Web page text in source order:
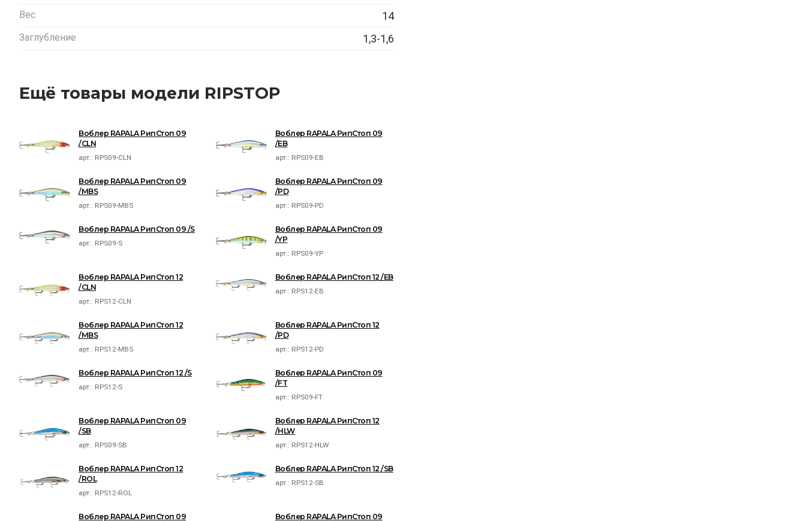
Вес 14
Заглубление 1,3-1,6
Ещё товары модели RIPSTOP
Воблер RAPALA РипСтоп 09
/CLN
арт.: RPS09-CLN
Воблер RAPALA РипСтоп 09
/EB
арт.: RPS09-EB
Воблер RAPALA РипСтоп 09
/MBS
арт.: RPS09-MBS
Воблер RAPALA РипСтоп 09
/PD
арт.: RPS09-PD
Воблер RAPALA РипСтоп 09 /S
арт.: RPS09-S
Воблер RAPALA РипСтоп 09
/YP
арт.: RPS09-YP
Воблер RAPALA РипСтоп 12
/CLN
арт.: RPS12-CLN
Воблер RAPALA РипСтоп 12 /EB
арт.: RPS12-EB
Воблер RAPALA РипСтоп 12
/MBS
арт.: RPS12-MBS
Воблер RAPALA РипСтоп 12
/PD
арт.: RPS12-PD
Воблер RAPALA РипСтоп 12 /S
арт.: RPS12-S
Воблер RAPALA РипСтоп 09
/FT
арт.: RPS09-FT
Воблер RAPALA РипСтоп 09
/SB
арт.: RPS09-SB
Воблер RAPALA РипСтоп 12
/HLW
арт.: RPS12-HLW
Воблер RAPALA РипСтоп 12
/ROL
арт.: RPS12-ROL
Воблер RAPALA РипСтоп 12 /SB
арт.: RPS12-SB
Воблер RAPALA РипСтоп 09
Воблер RAPALA РипСтоп 09